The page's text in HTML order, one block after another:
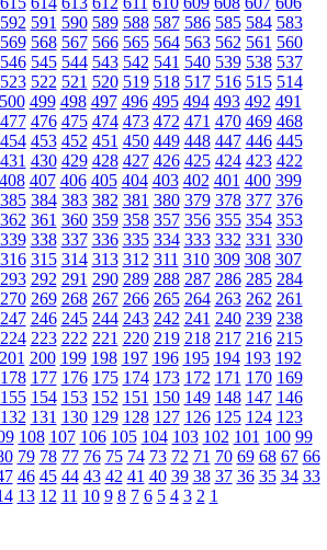
592 591 590 589 588 587 586 585 584 583
569 568 567 566 565 564 563 562 561 560
546 545 544 543 542 541 540 539 538 537
523 522 521 520 519 518 517 516 515 514
500 499 498 497 496 495 494 493 492 491
477 476 475 474 473 472 471 470 469 468
454 453 452 451 450 449 448 447 446 445
431 430 429 428 427 426 425 424 423 422
408 407 406 405 404 403 402 401 400 399
385 384 383 382 381 380 379 378 377 376
362 361 360 359 358 357 356 355 354 353
339 338 337 336 335 334 333 332 331 330
316 315 314 313 312 311 310 309 308 307
293 292 291 290 289 288 287 286 285 284
270 269 268 267 266 265 264 263 262 261
247 246 245 244 243 242 241 240 239 238
224 223 222 221 220 219 218 217 216 215
201 200 199 198 197 196 195 194 193 192
178 177 176 175 174 173 172 171 170 169
155 154 153 152 151 150 149 148 147 146
132 131 130 129 128 127 126 125 124 123
108 107 106 105 104 103 102 101 100 99
79 78 77 76 75 74 73 72 71 70 69 68 67 66
46 45 44 43 42 41 40 39 38 37 36 35 34 33
13 12 11 10 9 8 7 6 5 4 3 2 1